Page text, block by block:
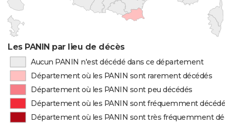
Les PANIN par lieu de décès
Aucun PANIN n'est décédé dans ce département
Département où les PANIN sont rarement décédés
Département où les PANIN sont peu décédés
Département où les PANIN sont fréquemment décédés
Département où les PANIN sont très fréquemment